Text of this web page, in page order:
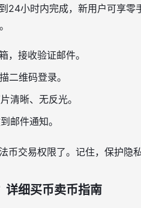
24小时内完成，新用户可享零
，接收验证邮件。
二维码登录。
清晰、无反光。
邮件通知。
币交易权限了。记住，保护隐
详细买币卖币指南